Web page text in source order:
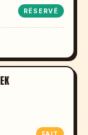
RÉSERVÉ